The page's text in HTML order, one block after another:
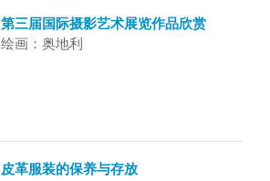
第三届国际摄影艺术展览作品欣赏
绘画：奥地利
皮革服装的保养与存放